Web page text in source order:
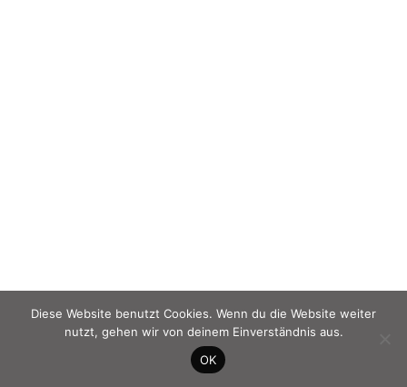
Diese Website benutzt Cookies. Wenn du die Website weiter
nutzt, gehen wir von deinem Einverständnis aus.
OK